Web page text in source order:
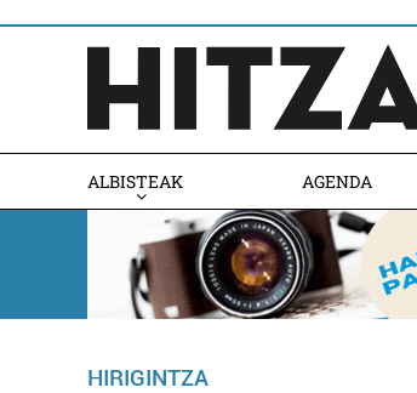
ALBISTEAK AGENDA
HIRIGINTZA